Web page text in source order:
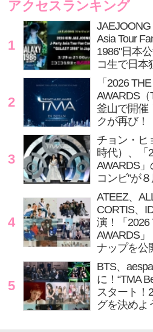
アクセスランキング
1
Asia Tour
1986"日本
コ生で日本
2
「2026
AWARDS
釜山で開催
クが再び！
3
チョン・ヒ
時代）、「
AWARDS
コンビ”が
4
ATEEZ、
CORTIS、
演！「2026
AWARDS
ナップを公
5
BTS、
に！“TMA
スタート！
グを決めよ